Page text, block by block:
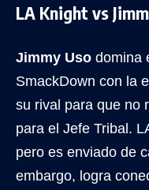
LA Knight vs
Jimmy Uso domina
SmackDown con la
su rival para que no
para el Jefe Tribal.
pero es enviado de
embargo, logra